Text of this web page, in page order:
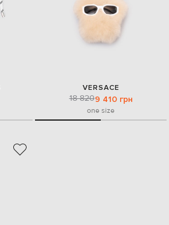
VERSACE
18 8209 410 грн
one size